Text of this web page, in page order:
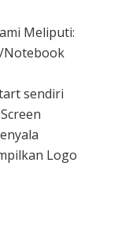
Meliputi:
Notebook
sendiri
Logo